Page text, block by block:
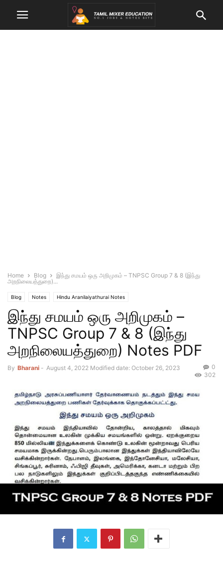
Home Blog
இந்து சமயம் ஒரு அறிமுகம் – TNPSC Group 7 & 8 (இந்து
அறநிலையத்துறை)...
Blog Notes Hindu Aranilaiyathurai Notes
இந்து சமயம் ஒரு அறிமுகம் –
TNPSC Group 7 & 8 (இந்து
அறநிலையத்துறை) Notes PDF
By Bharani - August 4, 2022 Modified date: October 26, 2023
0
302